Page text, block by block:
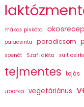
mákos piskóta
palacsinta paradicsom
spenót Szafi diéta sült
tejmentes tojás
uborka vegetáriánus